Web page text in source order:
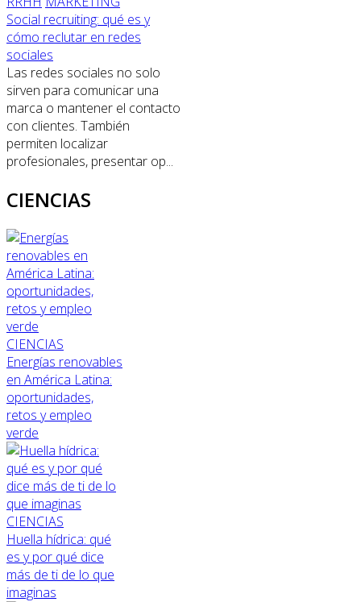
Social recruiting: qué es y
cómo reclutar en redes
sociales
Las redes sociales no solo
sirven para comunicar una
marca o mantener el contacto
con clientes. También
permiten localizar
profesionales, presentar op...
CIENCIAS
CIENCIAS
Energías renovables
en América Latina:
oportunidades,
retos y empleo
verde
CIENCIAS
Huella hídrica: qué
es y por qué dice
más de ti de lo que
imaginas